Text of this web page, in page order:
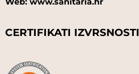
CERTIFIKATI IZVRSNOSTI